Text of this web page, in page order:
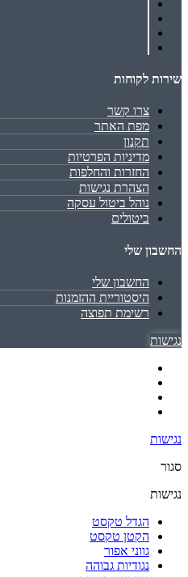
שירות לקוחות
צרו קשר
מפת האתר
תקנון
מדיניות הפרטיות
החזרות והחלפות
הצהרת נגישות
נוהל ביטול עסקה
ביטולים
החשבון שלי
החשבון שלי
היסטוריית ההזמנות
רשימת תפוצה
נגישות
נגישות
סגור
נגישות
הגדל טקסט
הקטן טקסט
גווני אפור
נגודיות גבוהה